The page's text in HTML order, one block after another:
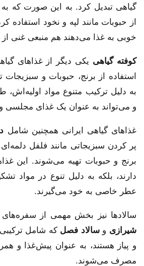
گیاهی تبدیل کرد. به این صورت که
از حبوبات مانند لپه و نخود
خوبی به غذا می‌دهند هم منبعی غنی از
کوفته گیاهی یکی دیگر از غذاهای
استفاده از برنج، حبوبات و سبزیجات
به دلیل ترکیب متنوع مواد اولیه‌اش،
و می‌تواند به عنوان یک غذای
غذاهای گیاهی ایرانی همچنین شامل
پر کردن سبزیجاتی مانند فلفل
برنج و حبوبات تهیه می‌شوند. این
دارند، بلکه به دلیل تنوع در مواد
عطر خاصی به خود می‌گیرند.
سالادها نیز بخش مهمی از سفره‌های
شیرازی وسالاد فصل که شامل
و پیاز هستند، به عنوان پیش‌غذا و
مصرف می‌شوند.